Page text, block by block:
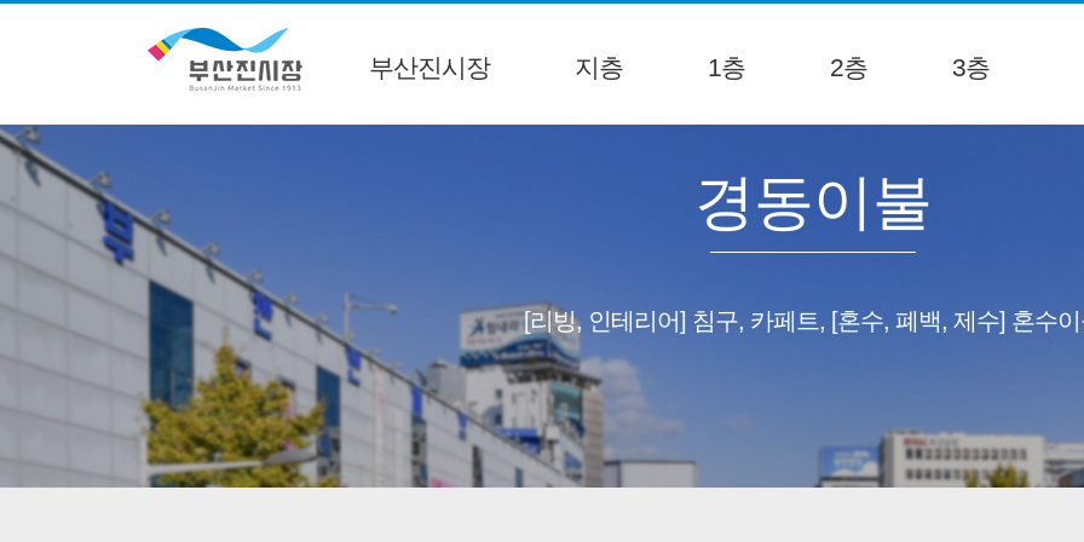
부산진시장 지층 1층 2층 3층
경동이불
[리빙, 인테리어] 침구, 카페트, [혼수, 폐백, 제수] 혼수